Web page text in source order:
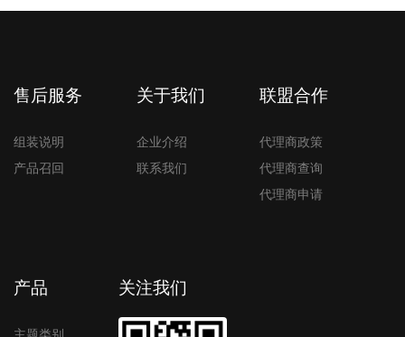
售后服务
组装说明
产品召回
关于我们
企业介绍
联系我们
联盟合作
代理商政策
代理商查询
代理商申请
产品 关注我们